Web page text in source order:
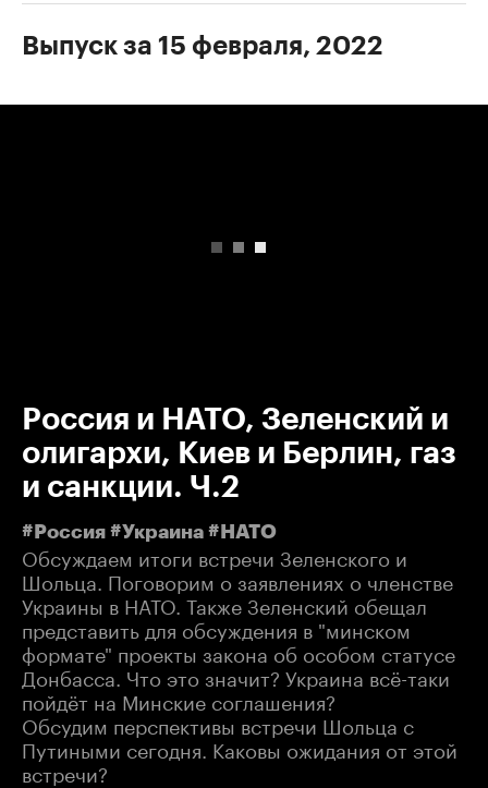
Выпуск за 15 февраля, 2022
Россия и НАТО, Зеленский и
олигархи, Киев и Берлин, газ
и санкции. Ч.2
#Россия #Украина #НАТО
Обсуждаем итоги встречи Зеленского и
Шольца. Поговорим о заявлениях о членстве
Украины в НАТО. Также Зеленский обещал
представить для обсуждения в "минском
формате" проекты закона об особом статусе
Донбасса. Что это значит? Украина всё-таки
пойдёт на Минские соглашения?
Обсудим перспективы встречи Шольца с
Путиными сегодня. Каковы ожидания от этой
встречи?